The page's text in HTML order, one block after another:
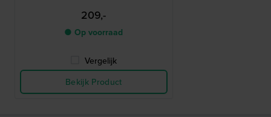
209,-
● Op voorraad
Vergelijk
Bekijk Product